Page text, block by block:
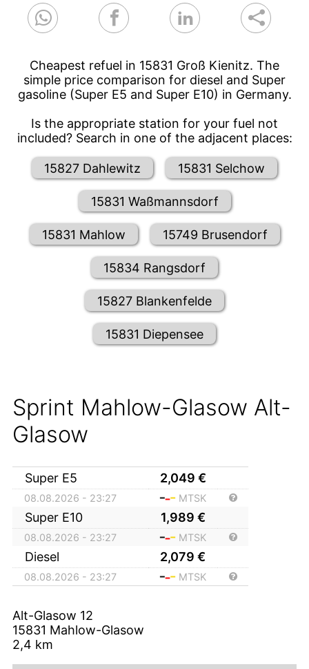
Cheapest refuel in 15831 Groß Kienitz. The
simple price comparison for diesel and Super
gasoline (Super E5 and Super E10) in Germany.
Is the appropriate station for your fuel not
included? Search in one of the adjacent places:
15827 Dahlewitz 15831 Selchow
15831 Waßmannsdorf
15831 Mahlow 15749 Brusendorf
15834 Rangsdorf
15827 Blankenfelde
15831 Diepensee
Sprint Mahlow-Glasow Alt-
Glasow
Super E5 2,049 €
08.08.2026 - 23:27 MTSK
Super E10 1,989 €
08.08.2026 - 23:27 MTSK
Diesel 2,079 €
08.08.2026 - 23:27 MTSK
Alt-Glasow 12
15831 Mahlow-Glasow
2,4 km